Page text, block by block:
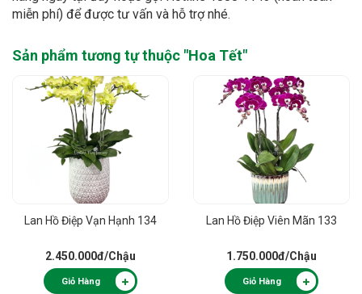
miễn phí) để được tư vấn và hỗ trợ nhé.
Sản phẩm tương tự thuộc "Hoa Tết"
Lan Hồ Điệp Vạn Hạnh 134
2.450.000đ/Chậu
Giỏ Hàng
Lan Hồ Điệp Viên Mãn 133
1.750.000đ/Chậu
Giỏ Hàng